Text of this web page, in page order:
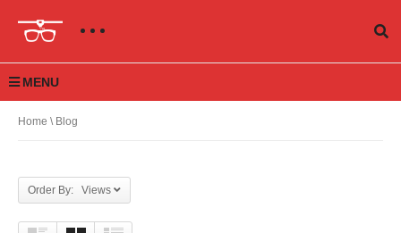
MENU
Home \ Blog
Order By: Views